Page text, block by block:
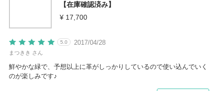
【在庫確認済み】
¥ 17,700
2017/04/28
5.0
まつきき さん
鮮やかな緑で、予想以上に革がしっかりしているので使い込んでいく
のが楽しみです♪